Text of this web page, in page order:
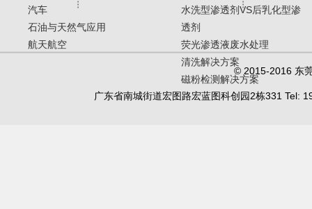
汽车
石油与天然气应用
航天航空
水洗型渗透剂VS后乳化型渗
透剂
荧光渗透液废水处理
清洗解决方案
磁粉检测解决方案
© 2015-2016 东
广东省南城街道宏图路宏蓝图科创园2栋331 Tel: